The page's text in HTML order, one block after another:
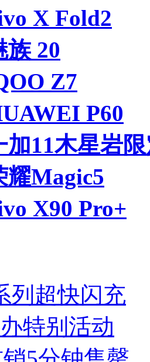
X Fold2
族 20
Z7
P60
加11木星岩
耀Magic5
X90 Pro+
列超快闪充
特别活动